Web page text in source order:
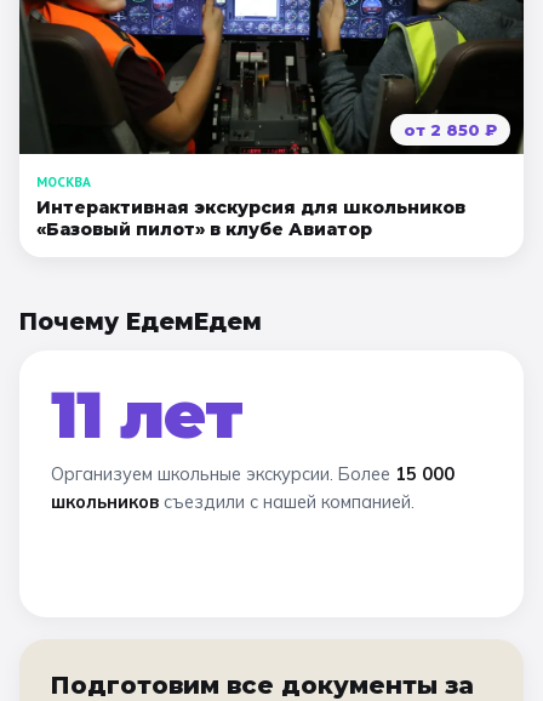
от 2 850 ₽
МОСКВА
Интерактивная экскурсия для школьников
«Базовый пилот» в клубе Авиатор
Почему ЕдемЕдем
11 лет
Организуем школьные экскурсии. Более 15 000
школьников съездили с нашей компанией.
Подготовим все документы за